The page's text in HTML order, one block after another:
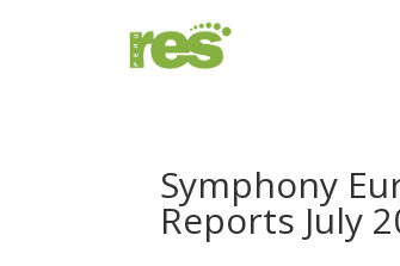
Symphony
Reports July